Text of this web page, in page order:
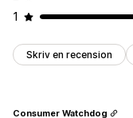
1
Skriv en recension
Consumer Watchdog